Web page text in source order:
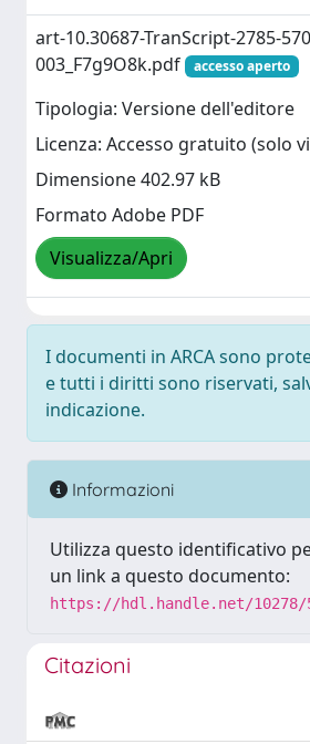
art-10.30687-TranScript-2785-
003_F7g9O8k.pdf
accesso aperto
Tipologia: Versione dell'editore
Licenza: Accesso gratuito (solo
Dimensione 402.97 kB
Formato Adobe PDF
Visualizza/Apri
I documenti in ARCA sono
e tutti i diritti sono riservati,
indicazione.
Informazioni
Utilizza questo identificativo
un link a questo documento:
https://hdl.handle.net/10278/
Citazioni